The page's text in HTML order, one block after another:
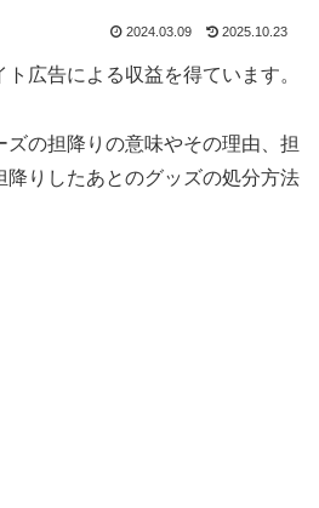
2024.03.09 2025.10.23
広告による収益を得ています。
ズの担降りの意味やその理由、担
降りしたあとのグッズの処分方法